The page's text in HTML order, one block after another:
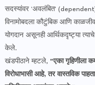
सदस्यांवर 'अवलंबित' (dependent)
विनामोबदला कौटुंबिक आणि
योगदान असूनही आर्थिकदृष्ट्या
केले.
​खंडपीठाने म्हटले, "एका गृहिणीला
विरोधाभासी आहे, तर वास्तविक